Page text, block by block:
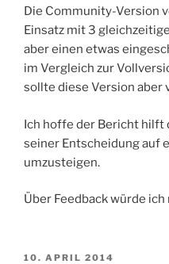
Die Community-Version
Einsatz mit 3
aber einen etwas
im Vergleich zur
sollte diese Version aber
Ich hoffe der Bericht hilft
seiner Entscheidung auf
umzusteigen.
Über Feedback würde
VERÖFFENTLICHT
10. APRIL 2014